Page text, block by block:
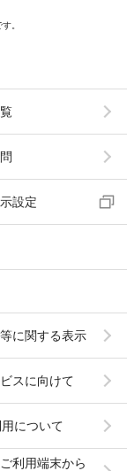
。
設定
に関する表示
スに向けて
について
利用端末から